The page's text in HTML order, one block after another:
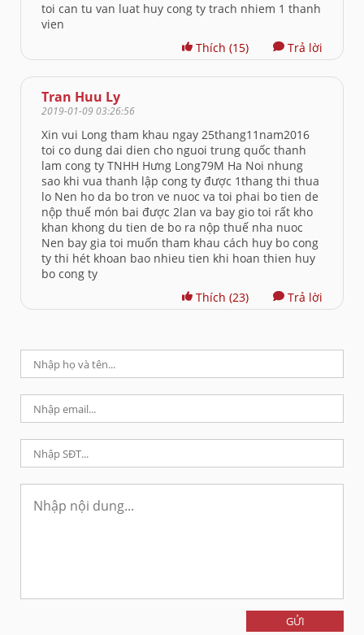
toi can tu van luat huy cong ty trach nhiem 1 thanh
vien
Thích (15) Trả lời
Tran Huu Ly
2019-01-09 03:26:56
Xin vui Long tham khau ngay 25thang11nam2016
toi co dung dai dien cho nguoi trung quốc thanh
lam cong ty TNHH Hưng Long79M Ha Noi nhung
sao khi vua thanh lập cong ty được 1thang thi thua
lo Nen ho da bo tron ve nuoc va toi phai bo tien de
nộp thuế món bai được 2lan va bay gio toi rất kho
khan khong du tien de bo ra nộp thuế nha nuoc
Nen bay gia toi muốn tham khau cách huy bo cong
ty thi hét khoan bao nhieu tien khi hoan thien huy
bo cong ty
Thích (23) Trả lời
GỬI